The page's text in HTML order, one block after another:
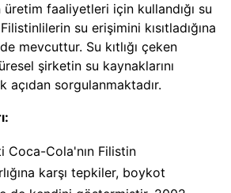
üretim faaliyetleri için kullandığı su
su erişimini kısıtladığına
mevcuttur. Su kıtlığı çeken
şirketin su kaynaklarını
açıdan sorgulanmaktadır.
Coca-Cola'nın Filistin
karşı tepkiler, boykot